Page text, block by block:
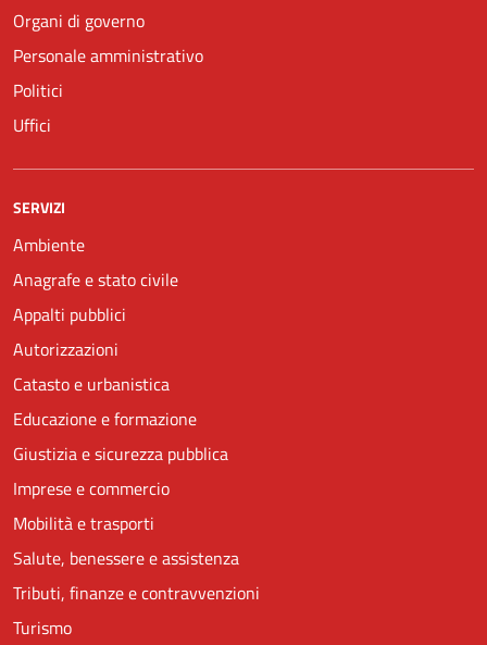
Organi di governo
Personale amministrativo
Politici
Uffici
SERVIZI
Ambiente
Anagrafe e stato civile
Appalti pubblici
Autorizzazioni
Catasto e urbanistica
Educazione e formazione
Giustizia e sicurezza pubblica
Imprese e commercio
Mobilità e trasporti
Salute, benessere e assistenza
Tributi, finanze e contravvenzioni
Turismo